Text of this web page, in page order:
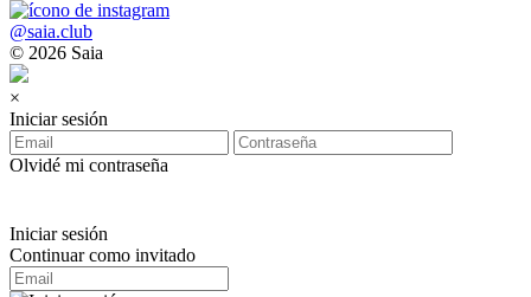
@saia.club
© 2026 Saia
×
Iniciar sesión
Olvidé mi contraseña
Iniciar sesión
Continuar como invitado